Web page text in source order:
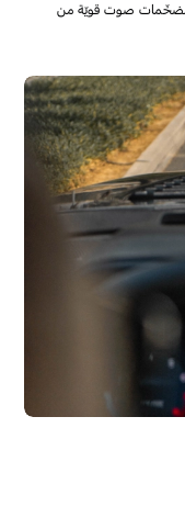
14 مكبّرات صوتية ومضخّمات صوت قويّة من